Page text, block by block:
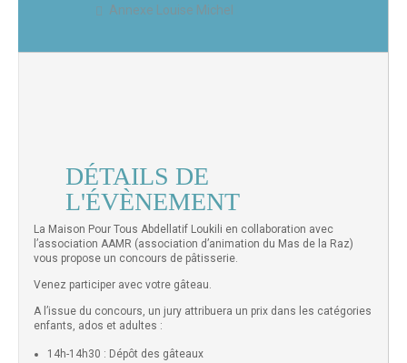
Annexe Louise Michel
DÉTAILS DE
L'ÉVÈNEMENT
La Maison Pour Tous Abdellatif Loukili en collaboration avec
l’association AAMR (association d’animation du Mas de la Raz)
vous propose un concours de pâtisserie.
Venez participer avec votre gâteau.
A l’issue du concours, un jury attribuera un prix dans les catégories
enfants, ados et adultes :
14h-14h30 : Dépôt des gâteaux